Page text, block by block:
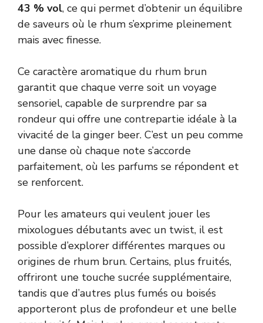
43 % vol, ce qui permet d’obtenir un équilibre
de saveurs où le rhum s’exprime pleinement
mais avec finesse.
Ce caractère aromatique du rhum brun
garantit que chaque verre soit un voyage
sensoriel, capable de surprendre par sa
rondeur qui offre une contrepartie idéale à la
vivacité de la ginger beer. C’est un peu comme
une danse où chaque note s’accorde
parfaitement, où les parfums se répondent et
se renforcent.
Pour les amateurs qui veulent jouer les
mixologues débutants avec un twist, il est
possible d’explorer différentes marques ou
origines de rhum brun. Certains, plus fruités,
offriront une touche sucrée supplémentaire,
tandis que d’autres plus fumés ou boisés
apporteront plus de profondeur et une belle